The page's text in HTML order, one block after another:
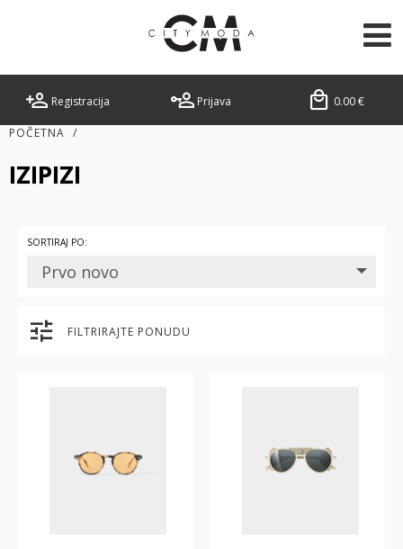
Registracija Prijava 0.00€
POČETNA /
IZIPIZI
SORTIRAJ PO:
Prvo novo
FILTRIRAJTE PONUDU